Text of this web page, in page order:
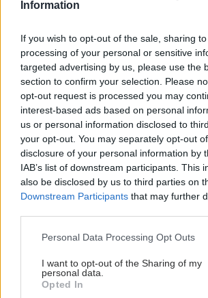
Information
If you wish to opt-out of the sale, sharing
processing of your personal or sensitive
targeted advertising by us, please use the
section to confirm your selection. Please
opt-out request is processed you may
interest-based ads based on personal
us or personal information disclosed to
your opt-out. You may separately opt-out
disclosure of your personal information by
IAB’s list of downstream participants. This
also be disclosed by us to third parties on
Downstream Participants that may further
Please note that this website/app uses one
not limited to your visit or usage behaviour.
grant or deny consent to Google and its
use your data for below specified purposes
Personal Data Processing Opt Outs
I want to opt-out of the Sharing of my
personal data.
Opted In
Σάββατο, 28 Δεκεμβρίου 2024, 08:00
Διαδικτυακός τζόγος και
παιχνιδιών
Προδιαθεσικοί παράγοντες για εθισμό
παιχνίδια, επιπτώσεις στην τσέπη και
συσχέτιση με ψυχοπαθολογία και χρήση
ψυχίατρος Κ. Ράντης.